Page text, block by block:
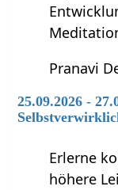
Pranavi
25.09.2026 -
Erlerne
höhere